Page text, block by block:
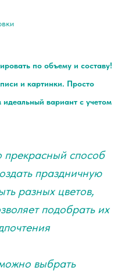
по объему и составу!
и картинки. Просто
вариант с учетом
способ
праздничную
разных цветов,
подобрать их
выбрать